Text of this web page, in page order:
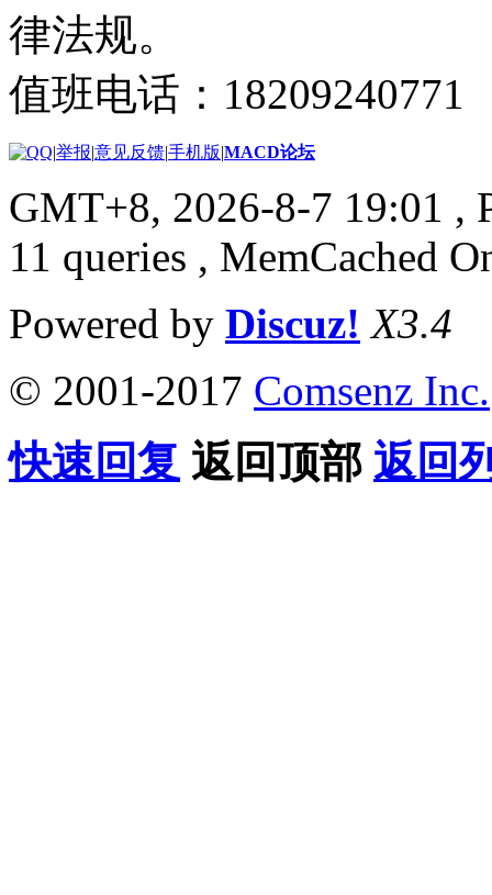
律法规。
值班电话：
|举报|意见反馈|手机版|MACD论坛
GMT+8, 2026-8-7 19:01 ,
11 queries , MemCached
Powered by Discuz! X3.4
© 2001-2017 Comsenz Inc.
快速回复 返回顶部 返回